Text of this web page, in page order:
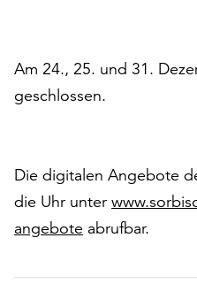
Am 24., 25. und 31.
geschlossen.
Die digitalen Angebote
die Uhr unter
angebote abrufbar.